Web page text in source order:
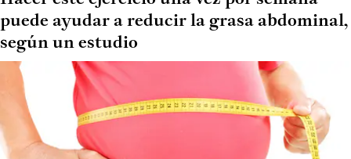
puede ayudar a reducir la grasa abdominal,
según un estudio